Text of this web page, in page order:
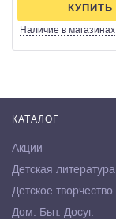
Наличие в магазинах
КУПИТЬ
КАТАЛОГ
Акции
Детская литература
Детское творчество
Дом. Быт. Досуг.